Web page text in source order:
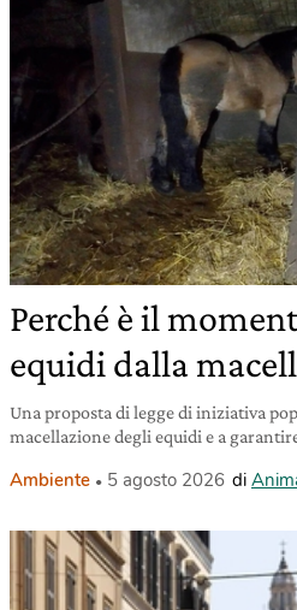
Perché è il
equidi dalla
Una proposta di legge di iniziativa
macellazione degli equidi e a
Ambiente 5 agosto 2026 di